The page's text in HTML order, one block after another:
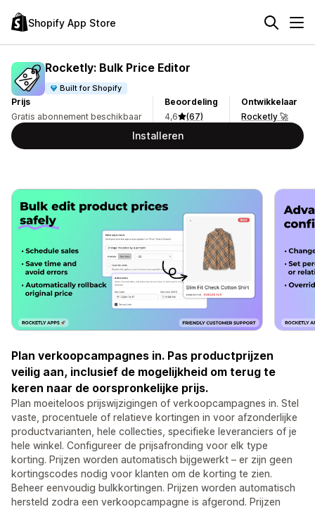
Shopify App Store
Rocketly: Bulk Price Editor
Built for Shopify
Prijs
Gratis abonnement beschikbaar
Beoordeling
4,6
(67)
Ontwikkelaar
Rocketly 🚀
Installeren
Plan verkoopcampagnes in. Pas productprijzen
veilig aan, inclusief de mogelijkheid om terug te
keren naar de oorspronkelijke prijs.
Plan moeiteloos prijswijzigingen of verkoopcampagnes in. Stel
vaste, procentuele of relatieve kortingen in voor afzonderlijke
productvarianten, hele collecties, specifieke leveranciers of je
hele winkel. Configureer de prijsafronding voor elk type
korting. Prijzen worden automatisch bijgewerkt – er zijn geen
kortingscodes nodig voor klanten om de korting te zien.
Beheer eenvoudig bulkkortingen. Prijzen worden automatisch
hersteld zodra een verkoopcampagne is afgerond. Prijzen